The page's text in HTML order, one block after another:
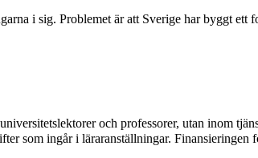
i sig. Problemet är att Sverige har byggt
och professorer, utan inom
som ingår i läraranställningar.